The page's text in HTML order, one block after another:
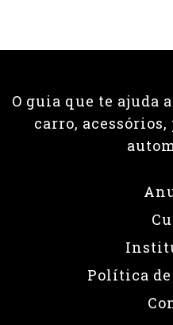
O guia que te ajuda
carro,
Política